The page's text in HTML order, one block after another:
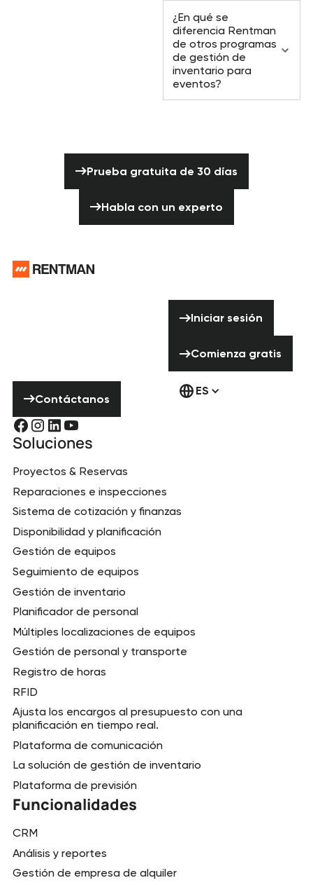
¿En qué se
diferencia Rentman
de otros programas
de gestión de
inventario para
eventos?
Prueba gratuita de 30 días
Habla con un experto
Contáctanos
Iniciar sesión
Comienza gratis
ES
Soluciones
Proyectos & Reservas
Reparaciones e inspecciones
Sistema de cotización y finanzas
Disponibilidad y planificación
Gestión de equipos
Seguimiento de equipos
Gestión de inventario
Planificador de personal
Múltiples localizaciones de equipos
Gestión de personal y transporte
Registro de horas
RFID
Ajusta los encargos al presupuesto con una
planificación en tiempo real.
Plataforma de comunicación
La solución de gestión de inventario
Plataforma de previsión
Funcionalidades
CRM
Análisis y reportes
Gestión de empresa de alquiler